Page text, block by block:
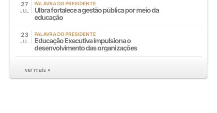
27
JUL
PALAVRA DO PRESIDENTE
Ulbra fortalece a gestão pública por meio da
educação
23
JUL
PALAVRA DO PRESIDENTE
Educação Executiva impulsiona o
desenvolvimento das organizações
ver mais »